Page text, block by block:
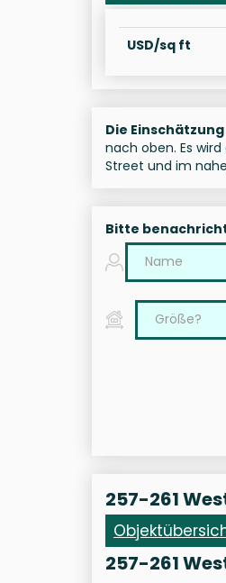
USD/sq ft
Die
nach oben. Es
Street und im
Bitte
257-261
257-261